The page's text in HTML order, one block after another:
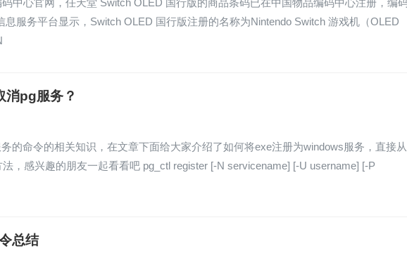
中心官网，任天堂 Switch OLED 国行版的商品条码已在中国物品编码中心注册，编
服务平台显示，Switch OLED 国行版注册的名称为Nintendo Switch 游戏机（OLED
pg服务？
的命令的相关知识，在文章下面给大家介绍了如何将exe注册为windows服务，直接
，感兴趣的朋友一起看看吧 pg_ctl register [-N servicename] [-U username] [-P
总结